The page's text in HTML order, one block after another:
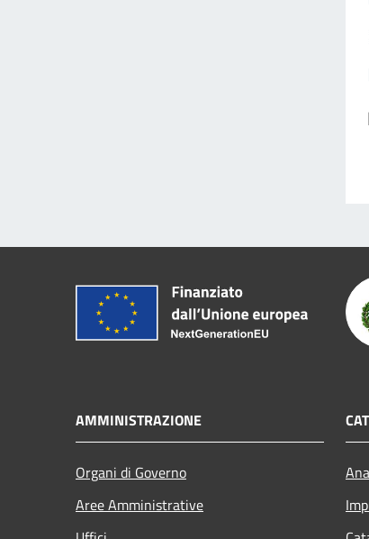
AMMINISTRAZIONE
Organi di Governo
Aree Amministrative